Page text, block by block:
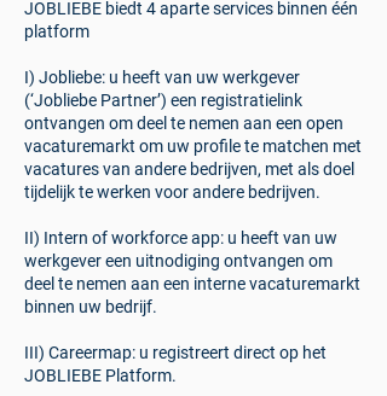
JOBLIEBE biedt 4 aparte services binnen één
platform
I) Jobliebe: u heeft van uw werkgever
(‘Jobliebe Partner’) een registratielink
ontvangen om deel te nemen aan een open
vacaturemarkt om uw profile te matchen met
vacatures van andere bedrijven, met als doel
tijdelijk te werken voor andere bedrijven.
II) Intern of workforce app: u heeft van uw
werkgever een uitnodiging ontvangen om
deel te nemen aan een interne vacaturemarkt
binnen uw bedrijf.
III) Careermap: u registreert direct op het
JOBLIEBE Platform.